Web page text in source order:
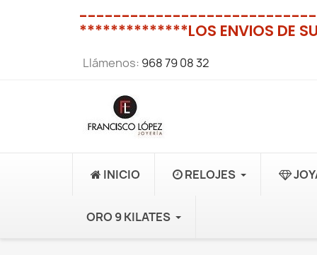
----------------------------
**************LOS ENVIOS DE
Llámenos: 968 79 08 32
INICIO RELOJES
ORO 9 KILATES